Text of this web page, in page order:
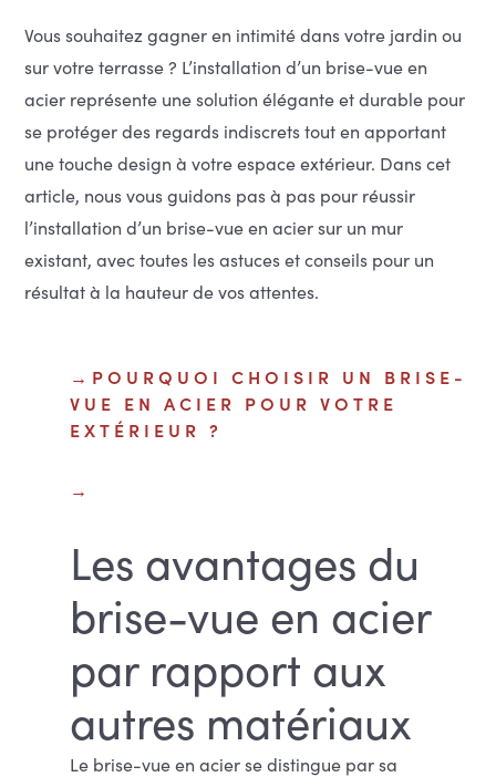
Vous souhaitez gagner en intimité dans votre jardin ou
sur votre terrasse ? L’installation d’un brise-vue en
acier représente une solution élégante et durable pour
se protéger des regards indiscrets tout en apportant
une touche design à votre espace extérieur. Dans cet
article, nous vous guidons pas à pas pour réussir
l’installation d’un brise-vue en acier sur un mur
existant, avec toutes les astuces et conseils pour un
résultat à la hauteur de vos attentes.
POURQUOI CHOISIR UN BRISE-
VUE EN ACIER POUR VOTRE
EXTÉRIEUR ?
Les avantages du
brise-vue en acier
par rapport aux
autres matériaux
Le brise-vue en acier se distingue par sa